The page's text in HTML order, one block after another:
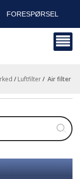
FORESPØRSEL
/ Luftfilter/ air filter